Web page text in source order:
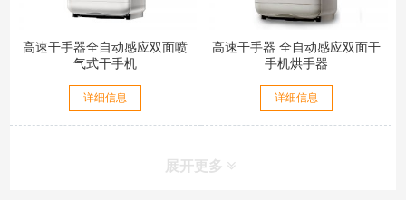
高速干手器全自动感应双面喷
气式干手机
详细信息
高速干手器 全自动感应双面干
手机烘手器
详细信息
展开更多